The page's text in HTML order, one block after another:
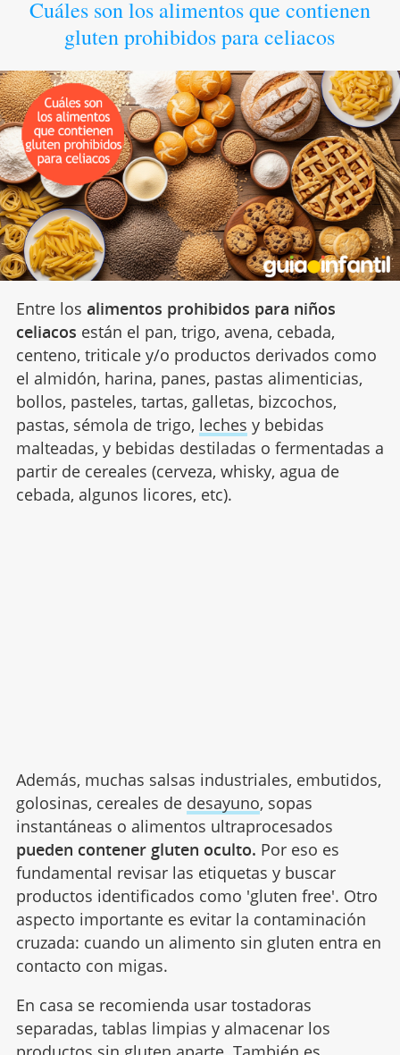
Cuáles son los alimentos que contienen
gluten prohibidos para celiacos
Entre los alimentos prohibidos para niños
celiacos están el pan, trigo, avena, cebada,
centeno, triticale y/o productos derivados como
el almidón, harina, panes, pastas alimenticias,
bollos, pasteles, tartas, galletas, bizcochos,
pastas, sémola de trigo, leches y bebidas
malteadas, y bebidas destiladas o fermentadas a
partir de cereales (cerveza, whisky, agua de
cebada, algunos licores, etc).
Además, muchas salsas industriales, embutidos,
golosinas, cereales de desayuno, sopas
instantáneas o alimentos ultraprocesados
pueden contener gluten oculto. Por eso es
fundamental revisar las etiquetas y buscar
productos identificados como 'gluten free'. Otro
aspecto importante es evitar la contaminación
cruzada: cuando un alimento sin gluten entra en
contacto con migas.
En casa se recomienda usar tostadoras
separadas, tablas limpias y almacenar los